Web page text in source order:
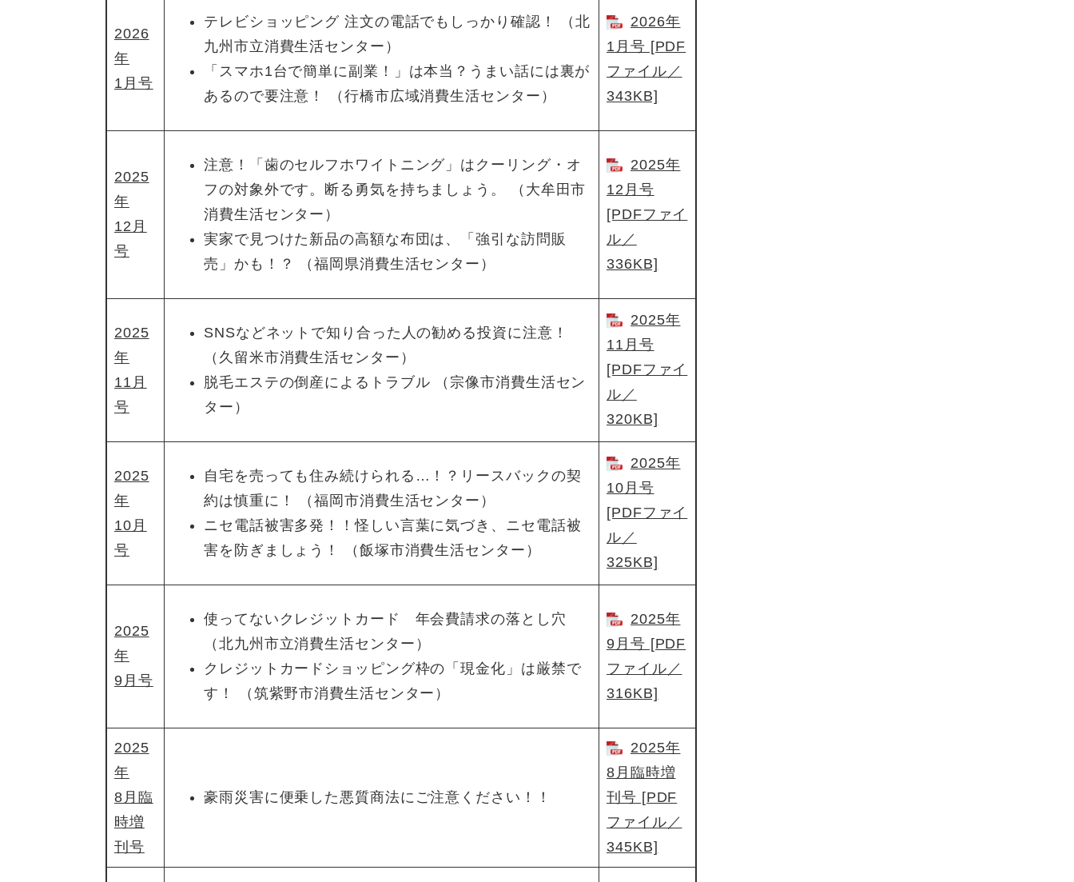
2026
年
1月号
テレビショッピング 注文の電話でもしっかり確認！ （北
九州市立消費生活センター）
「スマホ1台で簡単に副業！」は本当？うまい話には裏が
あるので要注意！ （行橋市広域消費生活センター）
2026年
1月号 [PDF
ファイル／
343KB]
2025
年
12月
号
注意！「歯のセルフホワイトニング」はクーリング・オ
フの対象外です。断る勇気を持ちましょう。 （大牟田市
消費生活センター）
実家で見つけた新品の高額な布団は、「強引な訪問販
売」かも！？ （福岡県消費生活センター）
2025年
12月号
[PDFファイ
ル／
336KB]
2025
年
11月
号
SNSなどネットで知り合った人の勧める投資に注意！
（久留米市消費生活センター）
脱毛エステの倒産によるトラブル （宗像市消費生活セン
ター）
2025年
11月号
[PDFファイ
ル／
320KB]
2025
年
10月
号
自宅を売っても住み続けられる…！？リースバックの契
約は慎重に！ （福岡市消費生活センター）
ニセ電話被害多発！！怪しい言葉に気づき、ニセ電話被
害を防ぎましょう！ （飯塚市消費生活センター）
2025年
10月号
[PDFファイ
ル／
325KB]
2025
年
9月号
使ってないクレジットカード 年会費請求の落とし穴
（北九州市立消費生活センター）
クレジットカードショッピング枠の「現金化」は厳禁で
す！ （筑紫野市消費生活センター）
2025年
9月号 [PDF
ファイル／
316KB]
2025
年
8月臨
時増
刊号
豪雨災害に便乗した悪質商法にご注意ください！！
2025年
8月臨時増
刊号 [PDF
ファイル／
345KB]